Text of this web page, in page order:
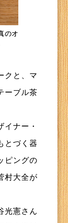
のオ
クと、マ
ーブル茶
イナー・
とづく器
ピングの
村大全が
光憲さん